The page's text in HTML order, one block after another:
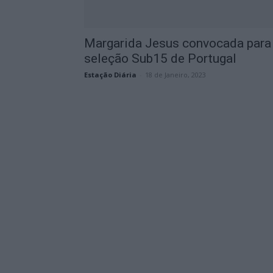
Margarida Jesus convocada
seleção Sub15 de Portugal
Estação Diária 18 de Janeiro, 2023